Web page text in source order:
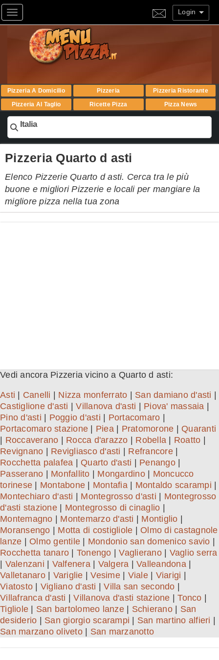
Toggle navigation Login
Pizzeria A Domicilio Pizzeria
Pizzeria Ristorante
Pizzeria Al Taglio
Ricette Pizza Pizza News
Italia
Pizzeria Quarto d asti
Elenco Pizzerie Quarto d asti. Cerca tra le più
buone e migliori Pizzerie e locali per mangiare la
migliore pizza nella tua zona
Vedi ancora Pizzeria vicino a Quarto d asti:
Asti Canelli Nizza monferrato San damiano d'asti
Castiglione d'asti |Villanova d'asti Piova' massaia
Pino d'asti
Poggio d'asti Portacomaro
Portacomaro stazione
Piea| Pratomorone
Quaranti
Roccaverano Rocca d'arazzo Robella Roatto
Revignano
Revigliasco d'asti Refrancore|
Rocchetta palafea
Quarto d'asti Penango|
Passerano
Monfallito Mongardino| Moncucco
torinese
Montabone Montafia| Montaldo scarampi
Montechiaro d'asti
Montegrosso d'asti
Montegrosso
d'asti stazione| Montegrosso di cinaglio
Montemagno
Montemarzo d'asti Montiglio
Moransengo
Motta di costigliole
Olmo di castagnole
lanze
Olmo gentile Mondonio san domenico savio
Rocchetta tanaro
Tonengo |Vaglierano| Vaglio serra
Valenzani Valfenera| Valgera Valleandona|
Valletanaro| Variglie |Vesime| Viale| Viarigi
Viatosto
Vigliano d'asti |Villa san secondo
Villafranca d'asti |Villanova d'asti stazione |Tonco
Tigliole
San bartolomeo lanze| Schierano| San
desiderio
San giorgio scarampi San martino alfieri
San marzano oliveto| San marzanotto